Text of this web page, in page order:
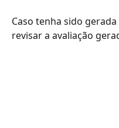
Caso tenha sido
revisar a avaliação